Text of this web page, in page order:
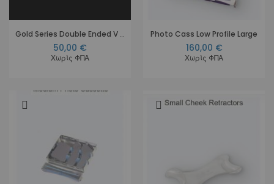
Gold Series Double Ended V Retractor Small
50,00 €
Χωρίς ΦΠΑ
Photo Cass Low Profile Large
160,00 €
Χωρίς ΦΠΑ